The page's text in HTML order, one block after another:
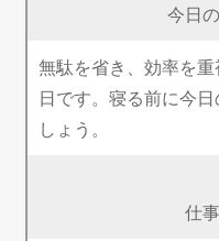
今日
無駄を省き、効率を
日です。寝る前に今
しょう。
仕